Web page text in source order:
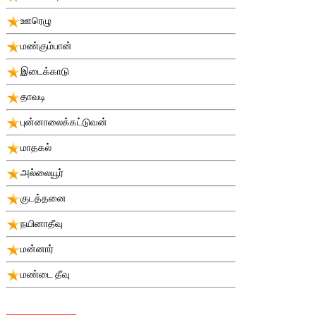
ஊரெழு
மண்கும்பான்
இடைக்காடு
தாவடி
புன்னாலைக்கட்டுவன்
மாதகல்
அல்லையூர்
குடத்தனை
நயினாதீவு
மன்னார்
மண்டை தீவு